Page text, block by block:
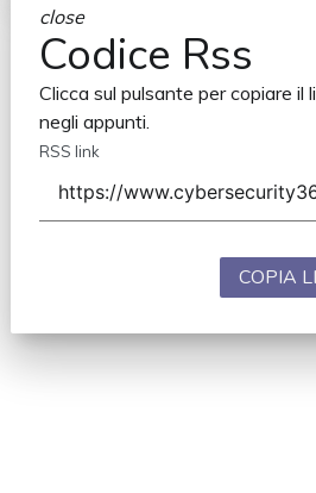
close
Codice Rss
Clicca sul pulsante per copiare il
negli appunti.
RSS link
COPIA